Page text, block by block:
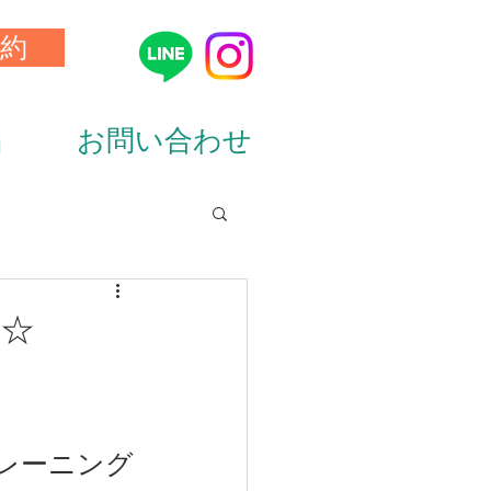
お問い合わせ
ーニング（training）
☆
ーニング